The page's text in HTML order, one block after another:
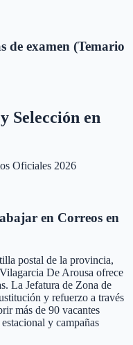
de examen (Temario
Selección en
Oficiales 2026
en Correos en
postal de la provincia,
De Arousa ofrece
La Jefatura de Zona de
y refuerzo a través
más de 90 vacantes
y campañas